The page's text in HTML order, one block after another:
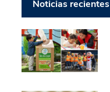
Noticias recientes